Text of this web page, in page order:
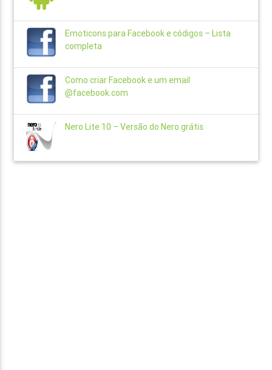
Emoticons para Facebook e códigos – Lista
completa
Como criar Facebook e um email
@facebook.com
Nero Lite 10 – Versão do Nero grátis